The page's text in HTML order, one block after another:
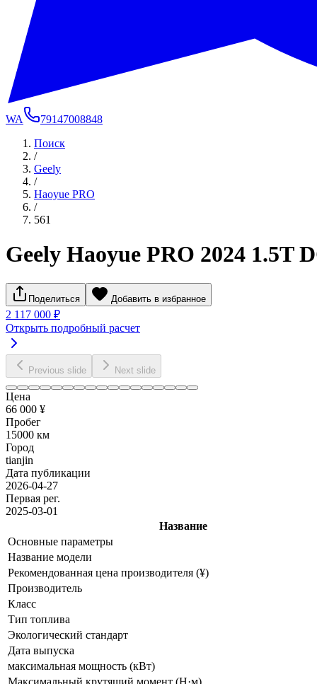
WA
79147008848
Поиск
/
Geely
/
Haoyue PRO
/
561
Geely Haoyue PRO 2024 1.5T
Поделиться Добавить в избранное
2 117 000 ₽
Открыть подробный расчет
Previous slide Next slide
Цена
66 000 ¥
Пробег
15000 км
Город
tianjin
Дата публикации
2026-04-27
Первая рег.
2025-03-01
Название
Основные параметры
Название модели
Рекомендованная цена производителя (¥)
Производитель
Класс
Тип топлива
Экологический стандарт
Дата выпуска
максимальная мощность (кВт)
Максимальный крутящий момент (Н·м)